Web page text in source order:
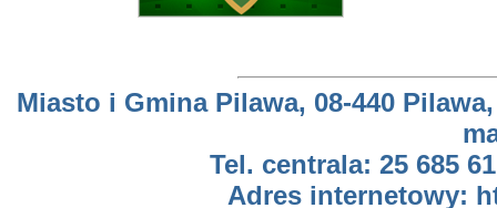
Miasto i Gmina Pilawa, 08-440
Tel. centrala: 25 685
Adres internetowy: